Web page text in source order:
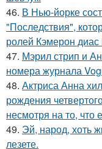
46. В Нью-йорке
"Последствия",
ролей Кэмерон
47. Мэрил стрип и
номера журнала
48. Актриса Анна
рождения
несмотря на то, что
49. Эй, народ, хоть
лезете.